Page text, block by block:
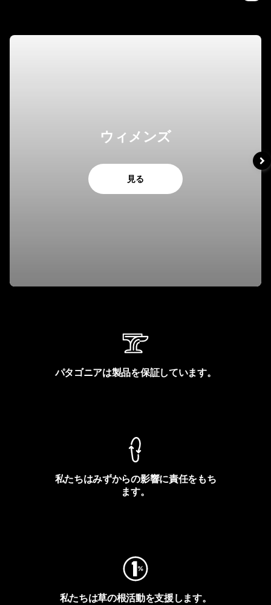
ウィメンズ
見る
パタゴニアは製品を保証しています。
私たちはみずからの影響に責任をもち
ます。
私たちは草の根活動を支援します。